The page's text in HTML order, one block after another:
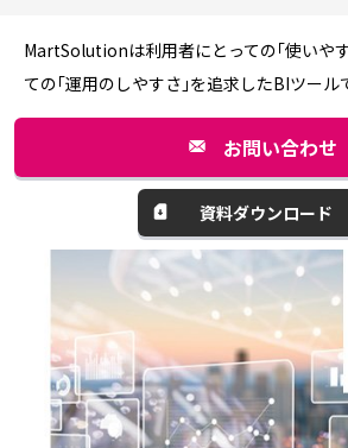
MartSolutionは利用者にとっての｢使いや
ての｢運用のしやすさ｣を追求したBIツール
お問い合わせ
ン
ド
で
資料ダウンロード
ウ
ド
ウ
で
開